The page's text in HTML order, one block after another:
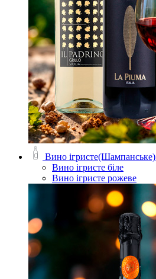
Вино ігристе(Шампанське)
Вино ігристе біле
Вино ігристе рожеве